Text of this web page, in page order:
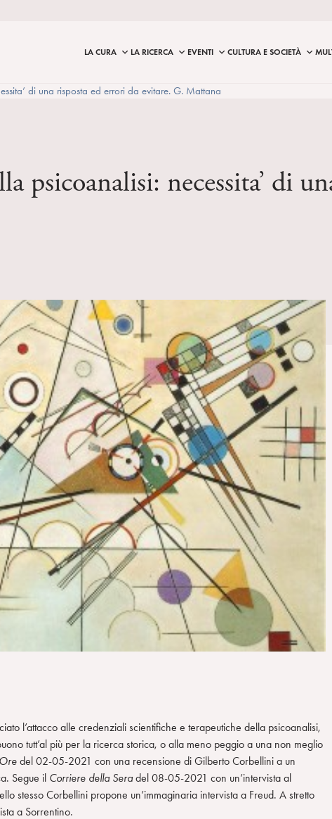
LA CURA LA RICERCA EVENTI CULTURA E SOCIETÀ
di una risposta ed errori da evitare. G. Mattana
psicoanalisi: necessita’ di
l’attacco alle credenziali scientifiche e terapeutiche della psicoanalisi,
tutt’al più per la ricerca storica, o alla meno peggio a una non meglio
del 02-05-2021 con una recensione di Gilberto Corbellini a un
Segue il Corriere della Seradel 08-05-2021 con un’intervista al
stesso Corbellini propone un’immaginaria intervista a Freud. A stretto
a Sorrentino.